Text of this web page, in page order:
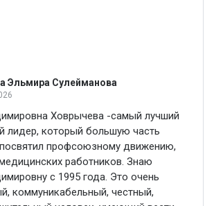
Эльмира Сулейманова
Ховрычева -самый лучший
лидер, который большую часть
профсоюзному движению,
работников. Знаю
с 1995 года. Это очень
коммуникабельный, честный,